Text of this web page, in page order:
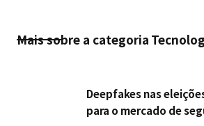
Mais sobre a categoria
Deepfakes nas
para o mercado de